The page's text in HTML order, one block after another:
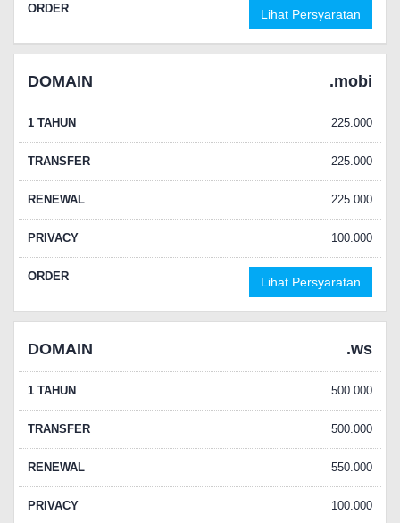
ORDER Lihat Persyaratan
DOMAIN .mobi
1 TAHUN 225.000
TRANSFER 225.000
RENEWAL 225.000
PRIVACY 100.000
ORDER Lihat Persyaratan
DOMAIN .ws
1 TAHUN 500.000
TRANSFER 500.000
RENEWAL 550.000
PRIVACY 100.000